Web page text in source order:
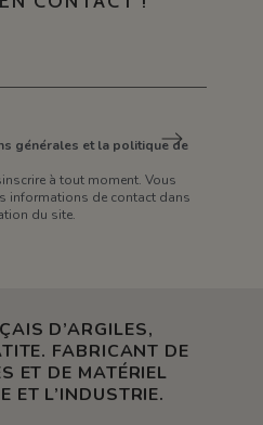
générales et la politique de
à tout moment. Vous
informations de contact dans
du site.
D’ARGILES,
FABRICANT DE
ET DE MATÉRIEL
ET L’INDUSTRIE.